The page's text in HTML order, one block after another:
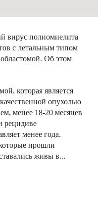
вирус полиомиелита
с летальным типом
Об этом
которая является
опухолью
менее 18-20 месяцев
рецидиве
менее года.
прошли
живы в...